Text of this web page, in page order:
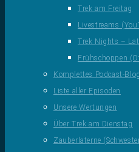
Trek am Freitag
Livestreams
Trek Nights –
Frühschoppen
Komplettes Podcast-Blog
Liste aller Episoden
Unsere Wertungen
Über Trek am Dienstag
Zauberlaterne